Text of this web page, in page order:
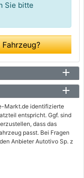
Sie bitte
Markt.de identifizierte
entspricht. Ggf. sind
dass das
passt. Bei Fragen
Anbieter Autotivo Sp. z